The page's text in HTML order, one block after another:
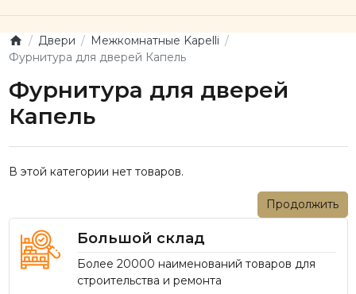
Двери
Межкомнатные Kapelli
Фурнитура для дверей Капель
Фурнитура для дверей
Капель
В этой категории нет товаров.
Продолжить
Большой склад
Более 20000 наименований товаров для
строительства и ремонта